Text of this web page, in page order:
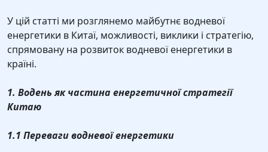
У цій статті ми розглянемо майбутнє водневої
енергетики в Китаї, можливості, виклики і стратегію,
спрямовану на розвиток водневої енергетики в
країні.
1. Водень як частина енергетичної стратегії
Китаю
1.1 Переваги водневої енергетики